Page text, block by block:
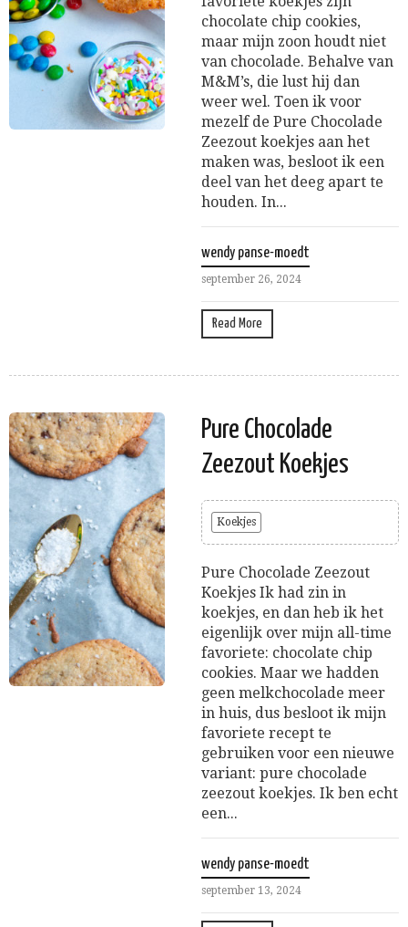
chocolate chip cookies,
maar mijn zoon houdt niet
van chocolade. Behalve van
M&M’s, die lust hij dan
weer wel. Toen ik voor
mezelf de Pure Chocolade
Zeezout koekjes aan het
maken was, besloot ik een
deel van het deeg apart te
houden. In...
wendy panse-moedt
september 26, 2024
Read More
Pure Chocolade
Zeezout Koekjes
Koekjes
Pure Chocolade Zeezout
Koekjes Ik had zin in
koekjes, en dan heb ik het
eigenlijk over mijn all-time
favoriete: chocolate chip
cookies. Maar we hadden
geen melkchocolade meer
in huis, dus besloot ik mijn
favoriete recept te
gebruiken voor een nieuwe
variant: pure chocolade
zeezout koekjes. Ik ben echt
een...
wendy panse-moedt
september 13, 2024